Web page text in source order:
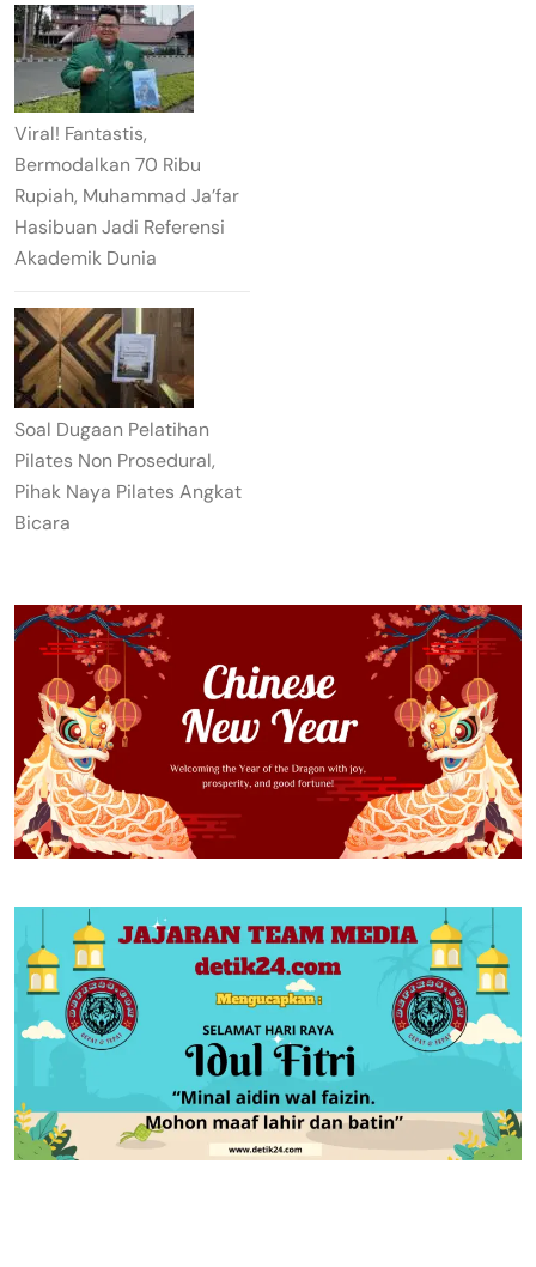
Viral! Fantastis,
Bermodalkan 70 Ribu
Rupiah, Muhammad Ja’far
Hasibuan Jadi Referensi
Akademik Dunia
Soal Dugaan Pelatihan
Pilates Non Prosedural,
Pihak Naya Pilates Angkat
Bicara